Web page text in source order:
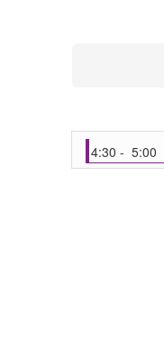
4:30 - 5:00